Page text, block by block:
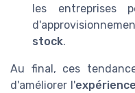
les entreprises
stock.
Au final, ces
d'améliorer l'